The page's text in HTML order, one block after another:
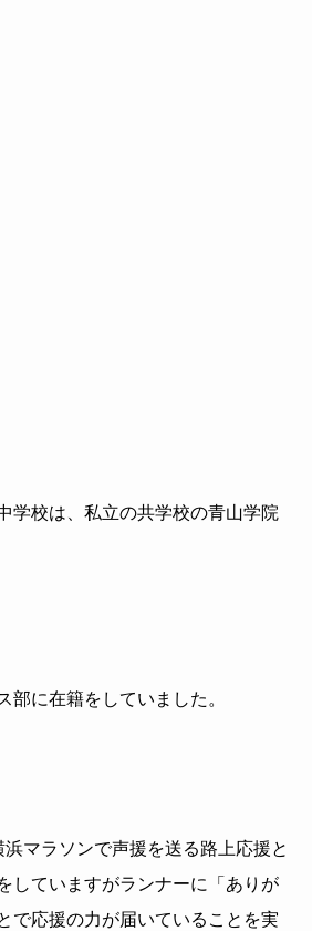
学校は、私立の共学校の青山学院
部に在籍をしていました。
マラソンで声援を送る路上応援と
していますがランナーに「ありが
で応援の力が届いていることを実